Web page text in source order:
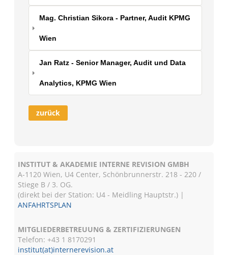
Mag. Christian Sikora - Partner, Audit KPMG
Wien
Jan Ratz - Senior Manager, Audit und Data
Analytics, KPMG Wien
zurück
INSTITUT & AKADEMIE INTERNE REVISION GMBH
A-1120 Wien, U4 Center, Schönbrunnerstr. 218 - 220 /
Stiege B / 3. OG.
(direkt bei der Station: U4 - Meidling Hauptstr.) |
ANFAHRTSPLAN
MITGLIEDERBETREUUNG & ZERTIFIZIERUNGEN
Telefon: +43 1 8170291
institut(at)internerevision.at